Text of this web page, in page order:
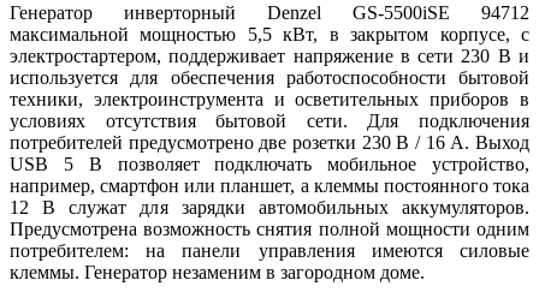
Генератор инверторный Denzel GS-5500iSE 94712
максимальной мощностью 5,5 кВт, в закрытом корпусе, с
электростартером, поддерживает напряжение в сети 230 В и
используется для обеспечения работоспособности бытовой
техники, электроинструмента и осветительных приборов в
условиях отсутствия бытовой сети. Для подключения
потребителей предусмотрено две розетки 230 В / 16 А. Выход
USB 5 В позволяет подключать мобильное устройство,
например, смартфон или планшет, а клеммы постоянного тока
12 В служат для зарядки автомобильных аккумуляторов.
Предусмотрена возможность снятия полной мощности одним
потребителем: на панели управления имеются силовые
клеммы. Генератор незаменим в загородном доме.